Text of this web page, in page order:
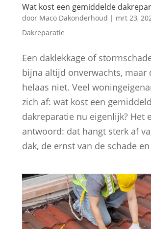
Wat kost een gemiddelde
door Maco Dakonderhoud | mrt 23,
Dakreparatie
Een daklekkage of
bijna altijd onverwachts, maar
helaas niet. Veel
zich af: wat kost een
dakreparatie nu eigenlijk? Het
antwoord: dat hangt sterk af
dak, de ernst van de schade